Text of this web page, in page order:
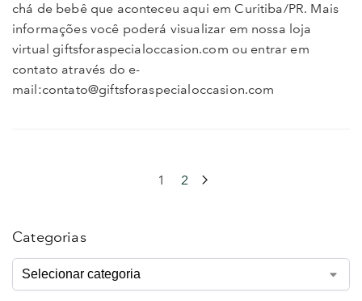
chá de bebê que aconteceu aqui em Curitiba/PR. Mais
informações você poderá visualizar em nossa loja
virtual giftsforaspecialoccasion.com ou entrar em
contato através do e-
mail:contato@giftsforaspecialoccasion.com
1 2
Categorias